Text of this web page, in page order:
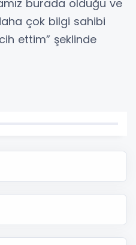
burada olduğu ve
çok bilgi sahibi
ettim” şeklinde